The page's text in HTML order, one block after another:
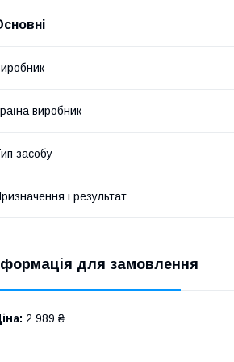
виробник
засобу
і результат
для замовлення
2 989 ₴